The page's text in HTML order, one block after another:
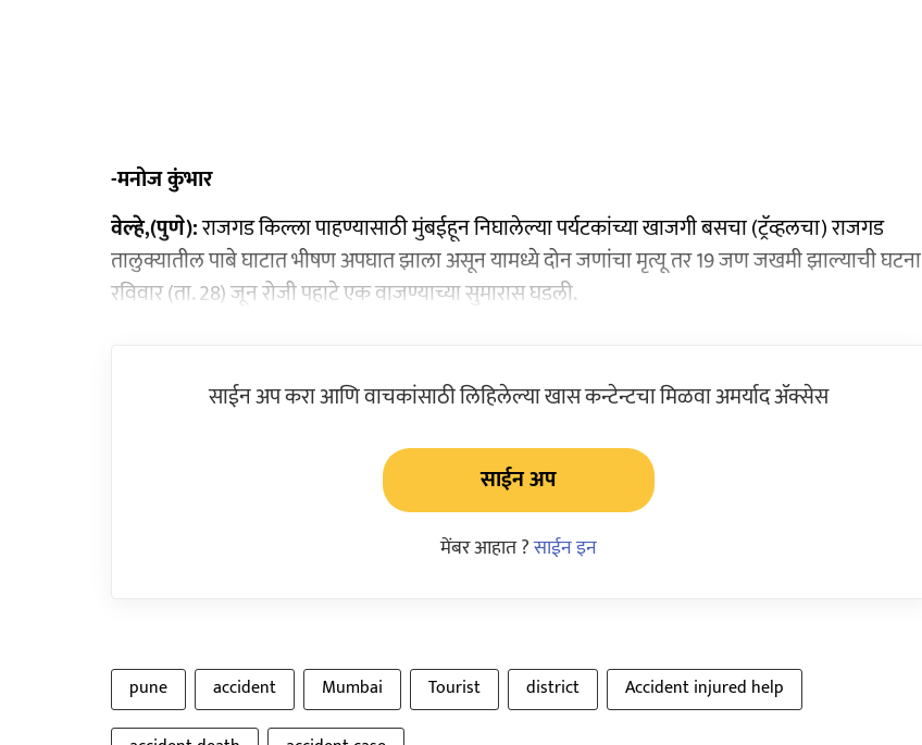
-मनोज कुंभार
वेल्हे,(पुणे):राजगड किल्ला पाहण्यासाठी मुंबईहून निघालेल्या पर्यटकांच्या खाजगी बसचा (ट्रॅव्हलचा) राजगड
तालुक्यातील पाबे घाटात भीषण अपघात झाला असून यामध्ये दोन जणांचा मृत्यू तर 19 जण जखमी झाल्याची घटना
रविवार (ता. 28) जून रोजी पहाटे एक वाजण्याच्या सुमारास घडली.
साईन अप करा आणि वाचकांसाठी लिहिलेल्या खास कन्टेन्टचा मिळवा अमर्याद ॲक्सेस
साईन अप
मेंबर आहात ?साईन इन
pune accident Mumbai Tourist district
Accident injured help